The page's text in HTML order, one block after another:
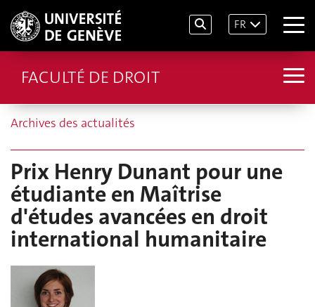
FR
FACULTÉ DE DROIT
Archives des actualités
Prix Henry Dunant pour une
étudiante en Maîtrise
d'études avancées en droit
international humanitaire